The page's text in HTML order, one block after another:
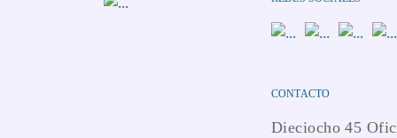
CONTACTO
Dieciocho 45